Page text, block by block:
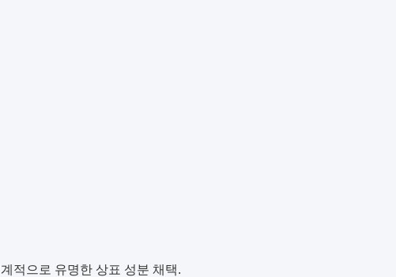
적으로 유명한 상표 성분 채택.